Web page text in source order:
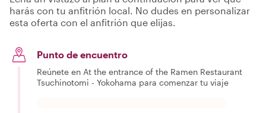
harás con tu anfitrión local. No dudes en personalizar
esta oferta con el anfitrión que elijas.
Punto de encuentro
Reúnete en At the entrance of the Ramen Restaurant
Tsuchinotomi - Yokohama para comenzar tu viaje